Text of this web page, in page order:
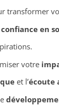
transformer
confiance en
votre
et l’écoute